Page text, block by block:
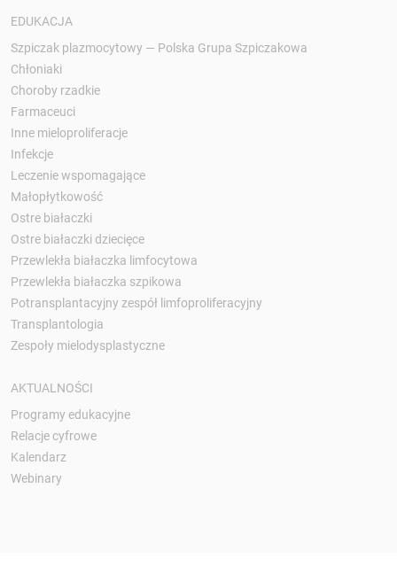
EDUKACJA
Szpiczak plazmocytowy — Polska Grupa Szpiczakowa
Chłoniaki
Choroby rzadkie
Farmaceuci
Inne mieloproliferacje
Infekcje
Leczenie wspomagające
Małopłytkowość
Ostre białaczki
Ostre białaczki dziecięce
Przewlekła białaczka limfocytowa
Przewlekła białaczka szpikowa
Potransplantacyjny zespół limfoproliferacyjny
Transplantologia
Zespoły mielodysplastyczne
AKTUALNOŚCI
Programy edukacyjne
Relacje cyfrowe
Kalendarz
Webinary